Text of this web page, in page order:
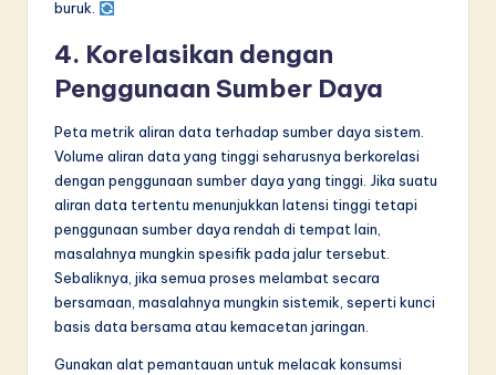
buruk.
4. Korelasikan dengan
Penggunaan Sumber Daya
Peta metrik aliran data terhadap sumber daya sistem.
Volume aliran data yang tinggi seharusnya berkorelasi
dengan penggunaan sumber daya yang tinggi. Jika suatu
aliran data tertentu menunjukkan latensi tinggi tetapi
penggunaan sumber daya rendah di tempat lain,
masalahnya mungkin spesifik pada jalur tersebut.
Sebaliknya, jika semua proses melambat secara
bersamaan, masalahnya mungkin sistemik, seperti kunci
basis data bersama atau kemacetan jaringan.
Gunakan alat pemantauan untuk melacak konsumsi